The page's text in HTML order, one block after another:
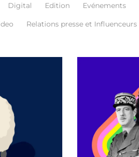
Digital Edition Evénements
Relations presse et Influenceurs